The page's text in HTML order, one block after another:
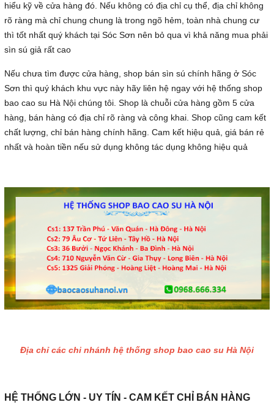
hiểu kỹ về cửa hàng đó. Nếu không có địa chỉ cụ thể, địa chỉ không
rõ ràng mà chỉ chung chung là trong ngõ hẻm, toàn nhà chung cư
thì tốt nhất quý khách tại Sóc Sơn nên bỏ qua vì khả năng mua phải
sìn sú giả rất cao
Nếu chưa tìm được cửa hàng, shop bán sìn sú chính hãng ở Sóc
Sơn thì quý khách khu vực này hãy liên hệ ngay với hệ thống shop
bao cao su Hà Nội chúng tôi. Shop là chuỗi cửa hàng gồm 5 cửa
hàng, bán hàng có địa chỉ rõ ràng và công khai. Shop cũng cam kết
chất lượng, chỉ bán hàng chính hãng. Cam kết hiệu quả, giá bán rẻ
nhất và hoàn tiền nếu sử dụng không tác dụng không hiệu quả
Địa chỉ các chi nhánh hệ thống shop bao cao su Hà Nội
HỆ THỐNG LỚN - UY TÍN - CAM KẾT CHỈ BÁN HÀNG